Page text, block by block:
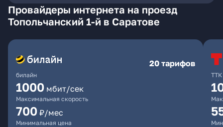
Провайдеры интернета на проезд
Топольчанский 1-й в Саратове
билайн
20 тарифов
1000 мбит/сек
Максимальная скорость
700 ₽/мес
Минимальная цена
ТТК